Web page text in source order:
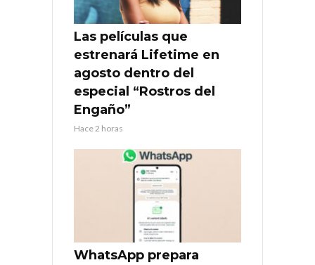
Las películas que
estrenará Lifetime en
agosto dentro del
especial “Rostros del
Engaño”
Hace 2 horas
WhatsApp prepara